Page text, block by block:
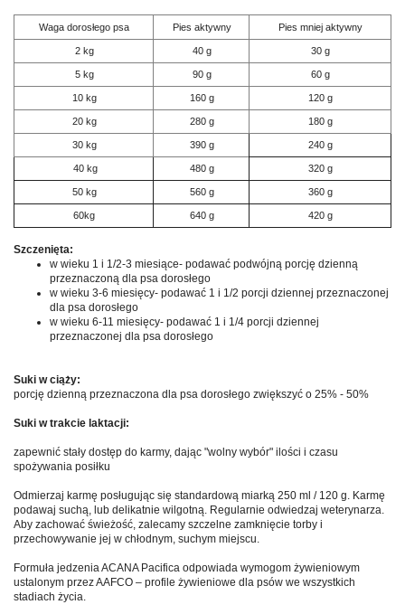
Waga dorosłego psa Pies aktywny Pies mniej aktywny
2 kg 40 g 30 g
5 kg 90 g 60 g
10 kg 160 g 120 g
20 kg 280 g 180 g
30 kg 390 g 240 g
40 kg 480 g 320 g
50 kg 560 g 360 g
60kg 640 g 420 g
Szczenięta:
w wieku 1 i 1/2-3 miesiące- podawać podwójną porcję dzienną
przeznaczoną dla psa dorosłego
w wieku 3-6 miesięcy- podawać 1 i 1/2 porcji dziennej przeznaczonej
dla psa dorosłego
w wieku 6-11 miesięcy- podawać 1 i 1/4 porcji dziennej
przeznaczonej dla psa dorosłego
Suki w ciąży:
porcję dzienną przeznaczona dla psa dorosłego zwiększyć o 25% - 50%
Suki w trakcie laktacji:
zapewnić stały dostęp do karmy, dając "wolny wybór" ilości i czasu
spożywania posiłku
Odmierzaj karmę posługując się standardową miarką 250 ml / 120 g. Karmę
podawaj suchą, lub delikatnie wilgotną. Regularnie odwiedzaj weterynarza.
Aby zachować świeżość, zalecamy szczelne zamknięcie torby i
przechowywanie jej w chłodnym, suchym miejscu.
Formuła jedzenia ACANA Pacifica odpowiada wymogom żywieniowym
ustalonym przez AAFCO – profile żywieniowe dla psów we wszystkich
stadiach życia.